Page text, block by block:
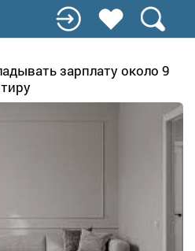
зарплату около 9